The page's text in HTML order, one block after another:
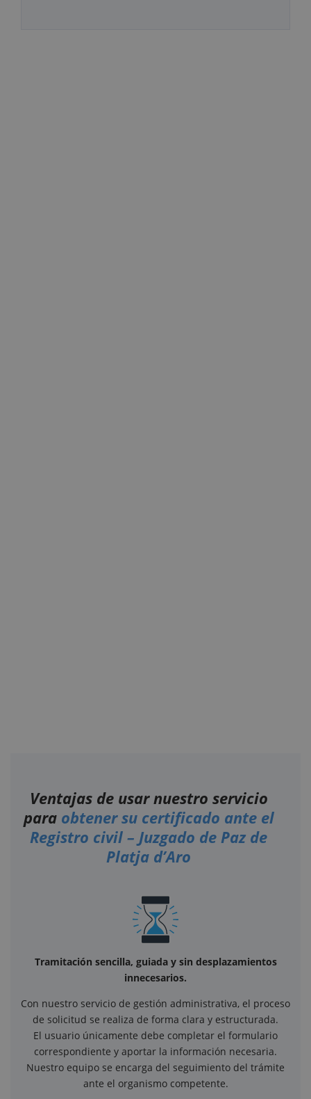
Ventajas de usar nuestro servicio
para obtener su certificado ante el
Registro civil – Juzgado de Paz de
Platja d’Aro
Tramitación sencilla, guiada y sin desplazamientos
innecesarios.
Con nuestro servicio de gestión administrativa, el proceso
de solicitud se realiza de forma clara y estructurada.
El usuario únicamente debe completar el formulario
correspondiente y aportar la información necesaria.
Nuestro equipo se encarga del seguimiento del trámite
ante el organismo competente.